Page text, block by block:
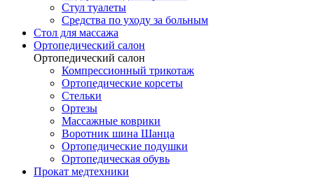
Стул туалеты
Средства по уходу за больным
Cтол для массажа
Ортопедический салон
Ортопедический салон
Компрессионный трикотаж
Ортопедические корсеты
Стельки
Ортезы
Массажные коврики
Воротник шина Шанца
Ортопедические подушки
Ортопедическая обувь
Прокат медтехники